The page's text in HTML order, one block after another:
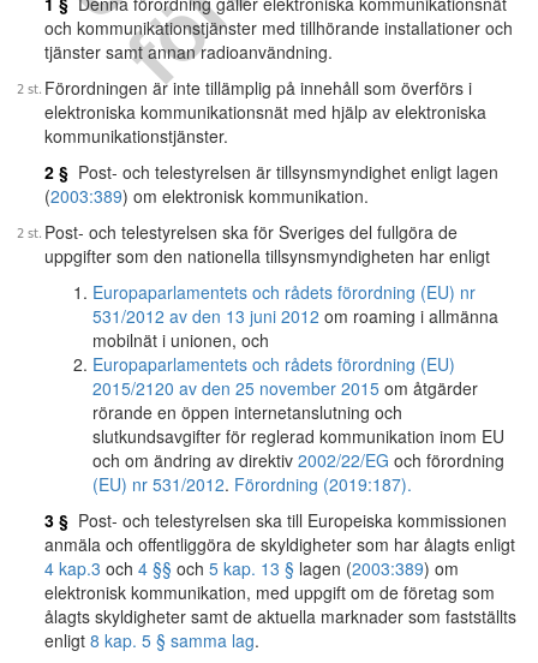
och kommunikationstjänster med tillhörande installationer och
tjänster samt annan radioanvändning.
Förordningen är inte tillämplig på innehåll som överförs i
elektroniska kommunikationsnät med hjälp av elektroniska
kommunikationstjänster.
2 § Post- och telestyrelsen är tillsynsmyndighet enligt lagen
(2003:389) om elektronisk kommunikation.
Post- och telestyrelsen ska för Sveriges del fullgöra de
uppgifter som den nationella tillsynsmyndigheten har enligt
Europaparlamentets och rådets förordning (EU) nr
531/2012 av den 13 juni 2012 om roaming i allmänna
mobilnät i unionen, och
Europaparlamentets och rådets förordning (EU)
2015/2120 av den 25 november 2015 om åtgärder
rörande en öppen internetanslutning och
slutkundsavgifter för reglerad kommunikation inom EU
och om ändring av direktiv 2002/22/EG och förordning
(EU) nr 531/2012. Förordning (2019:187).
3 § Post- och telestyrelsen ska till Europeiska kommissionen
anmäla och offentliggöra de skyldigheter som har ålagts enligt
4 kap.3 och 4 §§ och 5 kap. 13 § lagen (2003:389) om
elektronisk kommunikation, med uppgift om de företag som
ålagts skyldigheter samt de aktuella marknader som fastställts
enligt 8 kap. 5 § samma lag.